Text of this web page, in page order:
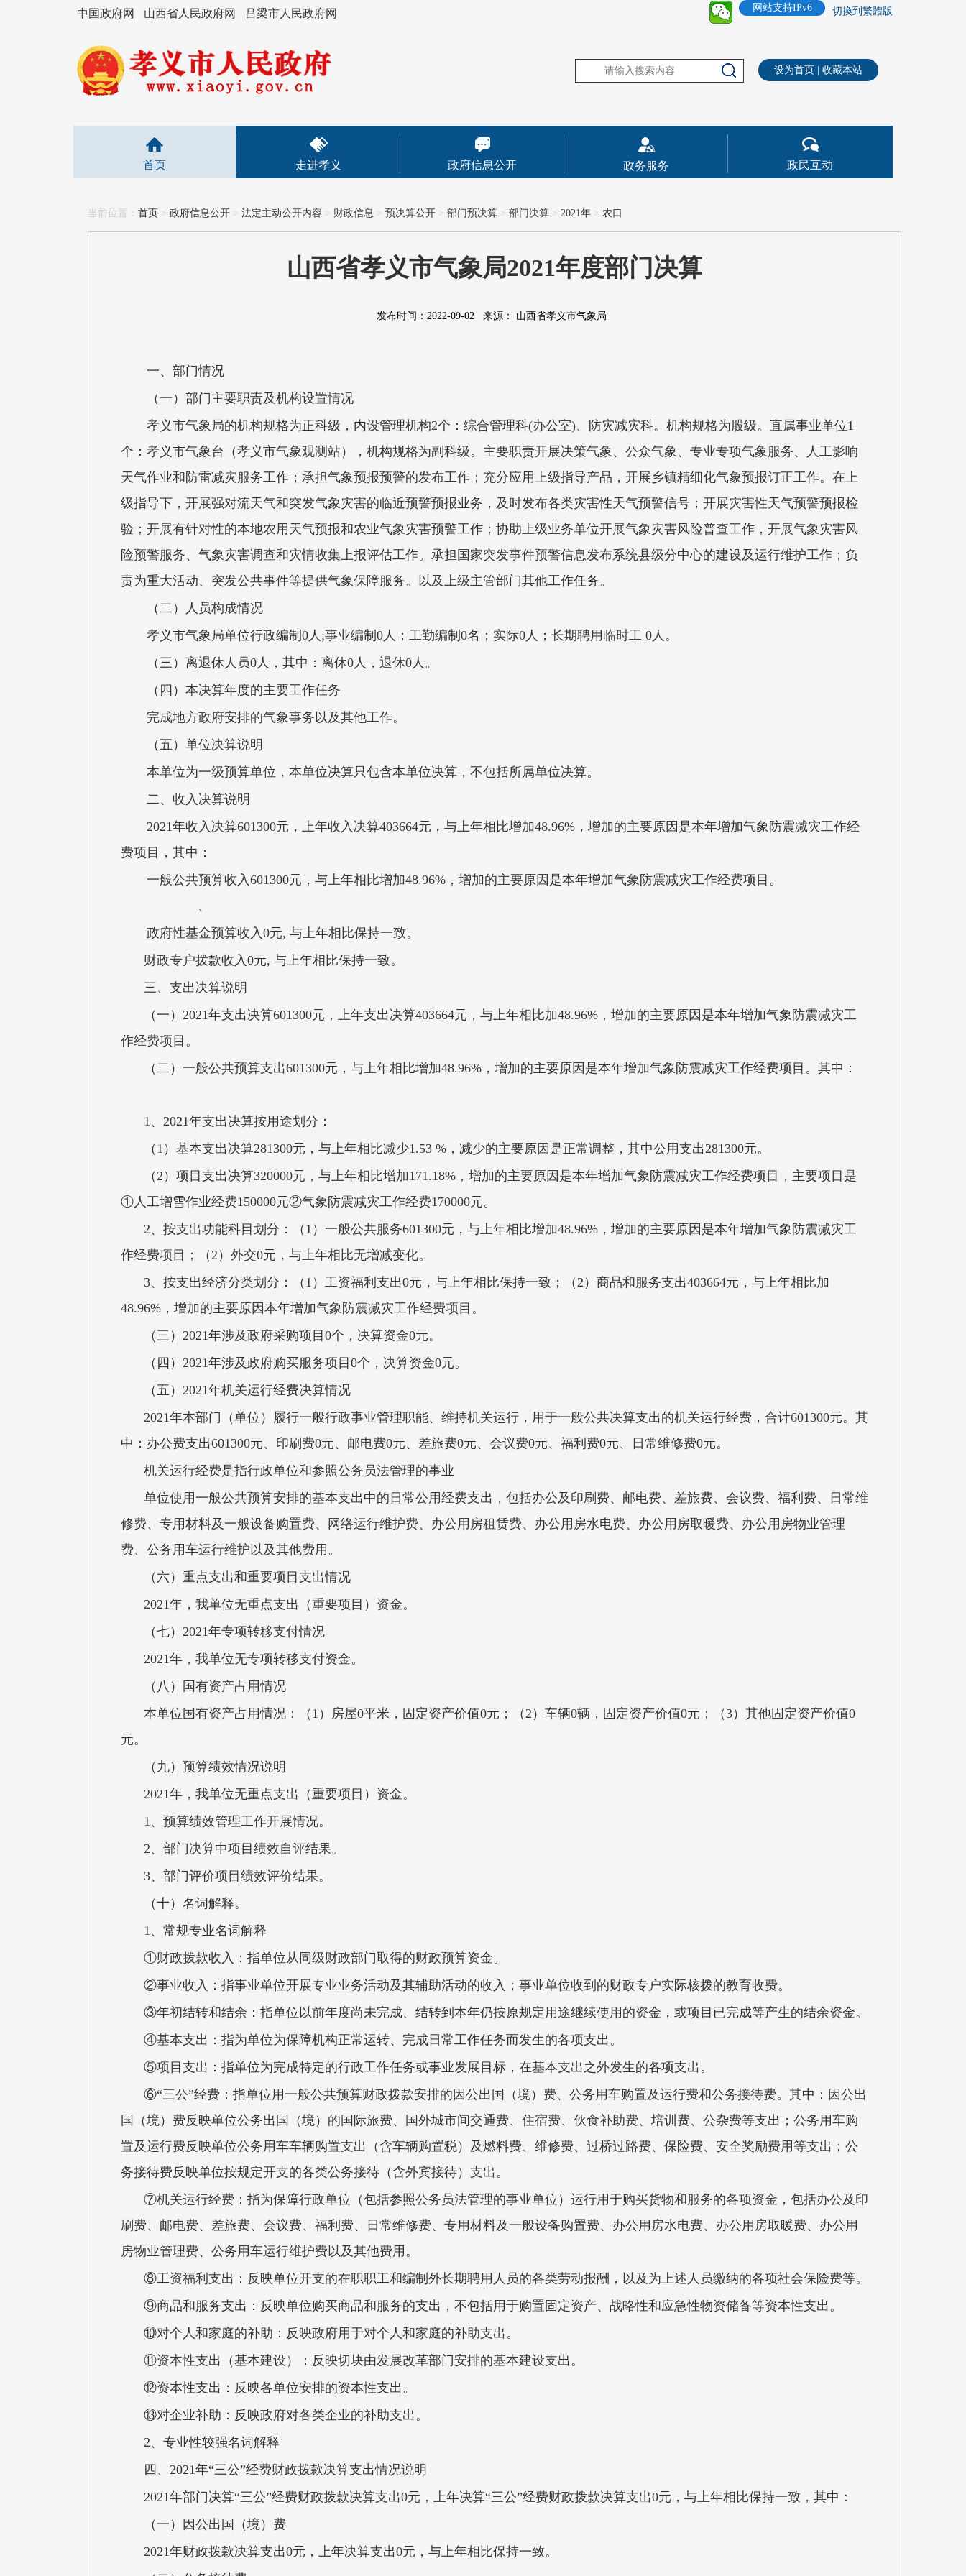
中国政府网 山西省人民政府网 吕梁市人民政府网 切換到繁體版
网站支持IPv6
设为首页 收藏本站
首页 走进孝义 政府信息公开 政务服务 政民互动
当前位置： 首页 > 政府信息公开 > 法定主动公开内容 > 财政信息 > 预决算公开 > 部门预决算 > 部门决算 > 2021年 > 农口
山西省孝义市气象局2021年度部门决算
发布时间：2022-09-02 来源： 山西省孝义市气象局
一、部门情况
（一）部门主要职责及机构设置情况
孝义市气象局的机构规格为正科级，内设管理机构2个：综合管理科(办公室)、防灾减灾科。机构规格为股级。直属事业单位1
个：孝义市气象台（孝义市气象观测站），机构规格为副科级。主要职责开展决策气象、公众气象、专业专项气象服务、人工影响
天气作业和防雷减灾服务工作；承担气象预报预警的发布工作；充分应用上级指导产品，开展乡镇精细化气象预报订正工作。在上
级指导下，开展强对流天气和突发气象灾害的临近预警预报业务，及时发布各类灾害性天气预警信号；开展灾害性天气预警预报检
验；开展有针对性的本地农用天气预报和农业气象灾害预警工作；协助上级业务单位开展气象灾害风险普查工作，开展气象灾害风
险预警服务、气象灾害调查和灾情收集上报评估工作。承担国家突发事件预警信息发布系统县级分中心的建设及运行维护工作；负
责为重大活动、突发公共事件等提供气象保障服务。以及上级主管部门其他工作任务。
（二）人员构成情况
孝义市气象局单位行政编制0人;事业编制0人；工勤编制0名；实际0人；长期聘用临时工 0人。
（三）离退休人员0人，其中：离休0人，退休0人。
（四）本决算年度的主要工作任务
完成地方政府安排的气象事务以及其他工作。
（五）单位决算说明
本单位为一级预算单位，本单位决算只包含本单位决算，不包括所属单位决算。
二、收入决算说明
2021年收入决算601300元，上年收入决算403664元，与上年相比增加48.96%，增加的主要原因是本年增加气象防震减灾工作经
费项目，其中：
一般公共预算收入601300元，与上年相比增加48.96%，增加的主要原因是本年增加气象防震减灾工作经费项目。
、
政府性基金预算收入0元, 与上年相比保持一致。
财政专户拨款收入0元, 与上年相比保持一致。
三、支出决算说明
（一）2021年支出决算601300元，上年支出决算403664元，与上年相比加48.96%，增加的主要原因是本年增加气象防震减灾工
作经费项目。
（二）一般公共预算支出601300元，与上年相比增加48.96%，增加的主要原因是本年增加气象防震减灾工作经费项目。其中：
1、2021年支出决算按用途划分：
（1）基本支出决算281300元，与上年相比减少1.53 %，减少的主要原因是正常调整，其中公用支出281300元。
（2）项目支出决算320000元，与上年相比增加171.18%，增加的主要原因是本年增加气象防震减灾工作经费项目，主要项目是
①人工增雪作业经费150000元②气象防震减灾工作经费170000元。
2、按支出功能科目划分：（1）一般公共服务601300元，与上年相比增加48.96%，增加的主要原因是本年增加气象防震减灾工
作经费项目；（2）外交0元，与上年相比无增减变化。
3、按支出经济分类划分：（1）工资福利支出0元，与上年相比保持一致；（2）商品和服务支出403664元，与上年相比加
48.96%，增加的主要原因本年增加气象防震减灾工作经费项目。
（三）2021年涉及政府采购项目0个，决算资金0元。
（四）2021年涉及政府购买服务项目0个，决算资金0元。
（五）2021年机关运行经费决算情况
2021年本部门（单位）履行一般行政事业管理职能、维持机关运行，用于一般公共决算支出的机关运行经费，合计601300元。其
中：办公费支出601300元、印刷费0元、邮电费0元、差旅费0元、会议费0元、福利费0元、日常维修费0元。
机关运行经费是指行政单位和参照公务员法管理的事业
单位使用一般公共预算安排的基本支出中的日常公用经费支出，包括办公及印刷费、邮电费、差旅费、会议费、福利费、日常维
修费、专用材料及一般设备购置费、网络运行维护费、办公用房租赁费、办公用房水电费、办公用房取暖费、办公用房物业管理
费、公务用车运行维护以及其他费用。
（六）重点支出和重要项目支出情况
2021年，我单位无重点支出（重要项目）资金。
（七）2021年专项转移支付情况
2021年，我单位无专项转移支付资金。
（八）国有资产占用情况
本单位国有资产占用情况：（1）房屋0平米，固定资产价值0元；（2）车辆0辆，固定资产价值0元；（3）其他固定资产价值0
元。
（九）预算绩效情况说明
2021年，我单位无重点支出（重要项目）资金。
1、预算绩效管理工作开展情况。
2、部门决算中项目绩效自评结果。
3、部门评价项目绩效评价结果。
（十）名词解释。
1、常规专业名词解释
①财政拨款收入：指单位从同级财政部门取得的财政预算资金。
②事业收入：指事业单位开展专业业务活动及其辅助活动的收入；事业单位收到的财政专户实际核拨的教育收费。
③年初结转和结余：指单位以前年度尚未完成、结转到本年仍按原规定用途继续使用的资金，或项目已完成等产生的结余资金。
④基本支出：指为单位为保障机构正常运转、完成日常工作任务而发生的各项支出。
⑤项目支出：指单位为完成特定的行政工作任务或事业发展目标，在基本支出之外发生的各项支出。
⑥“三公”经费：指单位用一般公共预算财政拨款安排的因公出国（境）费、公务用车购置及运行费和公务接待费。其中：因公出
国（境）费反映单位公务出国（境）的国际旅费、国外城市间交通费、住宿费、伙食补助费、培训费、公杂费等支出；公务用车购
置及运行费反映单位公务用车车辆购置支出（含车辆购置税）及燃料费、维修费、过桥过路费、保险费、安全奖励费用等支出；公
务接待费反映单位按规定开支的各类公务接待（含外宾接待）支出。
⑦机关运行经费：指为保障行政单位（包括参照公务员法管理的事业单位）运行用于购买货物和服务的各项资金，包括办公及印
刷费、邮电费、差旅费、会议费、福利费、日常维修费、专用材料及一般设备购置费、办公用房水电费、办公用房取暖费、办公用
房物业管理费、公务用车运行维护费以及其他费用。
⑧工资福利支出：反映单位开支的在职职工和编制外长期聘用人员的各类劳动报酬，以及为上述人员缴纳的各项社会保险费等。
⑨商品和服务支出：反映单位购买商品和服务的支出，不包括用于购置固定资产、战略性和应急性物资储备等资本性支出。
⑩对个人和家庭的补助：反映政府用于对个人和家庭的补助支出。
⑪资本性支出（基本建设）：反映切块由发展改革部门安排的基本建设支出。
⑫资本性支出：反映各单位安排的资本性支出。
⑬对企业补助：反映政府对各类企业的补助支出。
2、专业性较强名词解释
四、2021年“三公”经费财政拨款决算支出情况说明
2021年部门决算“三公”经费财政拨款决算支出0元，上年决算“三公”经费财政拨款决算支出0元，与上年相比保持一致，其中：
（一）因公出国（境）费
2021年财政拨款决算支出0元，上年决算支出0元，与上年相比保持一致。